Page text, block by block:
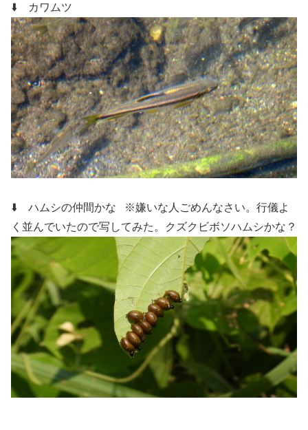
⬇️ カワムツ
⬇️ ハムシの仲間かな
※嫌いな人ごめんなさい。行儀よ
く並んでいたので写してみた。クズクビボソハムシかな？